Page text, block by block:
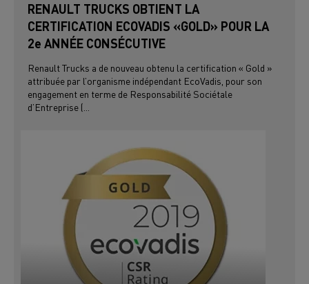
RENAULT TRUCKS OBTIENT LA
CERTIFICATION ECOVADIS «GOLD» POUR LA
2e ANNÉE CONSÉCUTIVE
Renault Trucks a de nouveau obtenu la certification « Gold »
attribuée par l’organisme indépendant EcoVadis, pour son
engagement en terme de Responsabilité Sociétale
d’Entreprise (...